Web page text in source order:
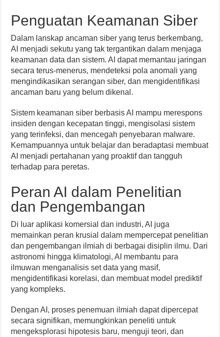
Penguatan Keamanan Siber
Dalam lanskap ancaman siber yang terus berkembang,
AI menjadi sekutu yang tak tergantikan dalam menjaga
keamanan data dan sistem. AI dapat memantau jaringan
secara terus-menerus, mendeteksi pola anomali yang
mengindikasikan serangan siber, dan mengidentifikasi
ancaman baru yang belum dikenal.
Sistem keamanan siber berbasis AI mampu merespons
insiden dengan kecepatan tinggi, mengisolasi sistem
yang terinfeksi, dan mencegah penyebaran malware.
Kemampuannya untuk belajar dan beradaptasi membuat
AI menjadi pertahanan yang proaktif dan tangguh
terhadap para peretas.
Peran AI dalam Penelitian
dan Pengembangan
Di luar aplikasi komersial dan industri, AI juga
memainkan peran krusial dalam mempercepat penelitian
dan pengembangan ilmiah di berbagai disiplin ilmu. Dari
astronomi hingga klimatologi, AI membantu para
ilmuwan menganalisis set data yang masif,
mengidentifikasi korelasi, dan membuat model prediktif
yang kompleks.
Dengan AI, proses penemuan ilmiah dapat dipercepat
secara signifikan, memungkinkan peneliti untuk
mengeksplorasi hipotesis baru, menguji teori, dan